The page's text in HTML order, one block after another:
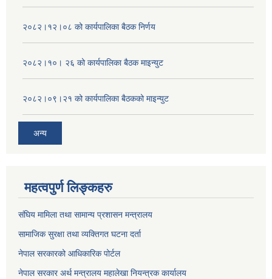
२०८२।१२।०८ को कार्यपालिका बैठक निर्णय
२०८२।१०। २६ को कार्यपालिका बैठक माइन्युट
२०८२।०९।२१ को कार्यपालिका बैठकको माइन्युट
अन्य
महत्वपुर्ण लिङ्कहरु
संघिय मामिला तथा सामान्य प्रशासन मन्त्रालय
सामाजिक सुरक्षा तथा व्यक्तिगत घटना दर्ता
नेपाल सरकारको आधिकारिक पोर्टल
नेपाल सरकार अर्थ मन्त्रालय महालेखा नियन्त्रक कार्यालय